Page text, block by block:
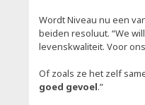
Wordt Niveau nu een
beiden resoluut. “We
levenskwaliteit. Voor
Of zoals ze het zelf
goed gevoel.”